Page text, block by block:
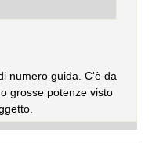
numero guida. C'è da
grosse potenze visto